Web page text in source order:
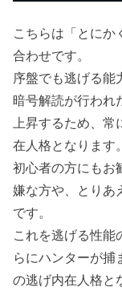
こちらは「とにか
合わせです。
序盤でも逃げる能
暗号解読が行われ
上昇するため、
在人格となります。
初心者の方にもお
嫌な方や、とりあ
です。
これを逃げる性能
らにハンターが捕
の逃げ内在人格と